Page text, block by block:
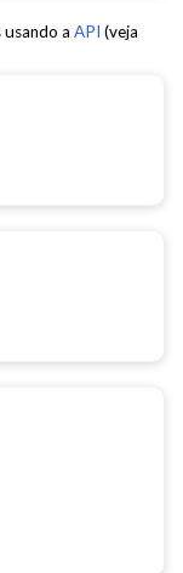
a API (veja